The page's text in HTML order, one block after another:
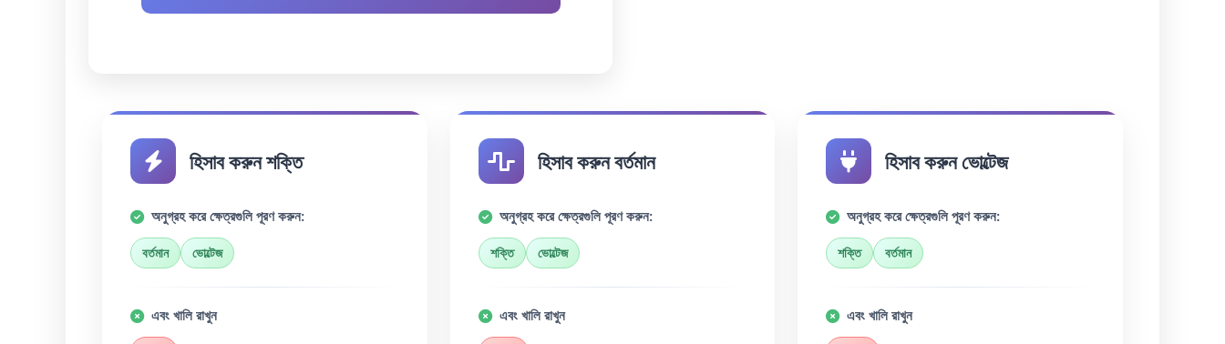
হিসাব করুন শক্তি
অনুগ্রহ করে ক্ষেত্রগুলি পূরণ করুন:
বর্তমান ভোল্টেজ
এবং খালি রাখুন
হিসাব করুন বর্তমান
অনুগ্রহ করে ক্ষেত্রগুলি পূরণ করুন:
শক্তি ভোল্টেজ
এবং খালি রাখুন
হিসাব করুন ভোল্টেজ
অনুগ্রহ করে ক্ষেত্রগুলি পূরণ করুন:
শক্তি বর্তমান
এবং খালি রাখুন